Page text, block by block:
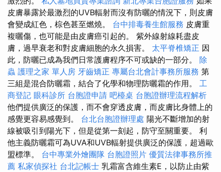
皮膚暴露於最激烈的UVB輻射而沒有防曬的情況下，則皮膚
會變成紅色，棕色甚至燃燒。 台中排毒養生館服務 皮膚重
複曬傷，也可能是由皮膚癌引起的。 紫外線射線耗盡皮
膚，過早衰老和對皮膚細胞的永久損害。 太平脊椎矯正 因
此，防曬已成為我們日常護膚程序不可或缺的一部分。 除
蟲 護理之家 單人房 牙齒矯正 專屬台北會計事務所服務 第
三組是混合防曬霜，結合了化學和物理防曬霜的作用。 工
商登記 眼科診所 台胞證申請 吧檯桌 台胞證辦理流程解析
他們提供廣泛的保護，而不會穿透皮膚，而皮膚比身體上的
感覺更容易感覺到。 台北台胞證辦理處 陽光不斷增加的射
線被吸引到陽光下，但是從第一刻起，防守至關重要。 利
他主義防曬霜可為UVA和UVB輻射提供廣泛的保護，超過歐
盟標準。 台中專業外燴團隊 台胞證照片 優質法律事務所推
薦 私家偵探社 台北記帳士 乳霜富含維生素E，以防止由紫